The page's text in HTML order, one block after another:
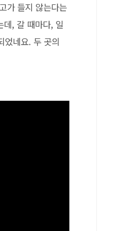
가 들지 않는다는
, 갈 때마다, 일
었네요. 두 곳의